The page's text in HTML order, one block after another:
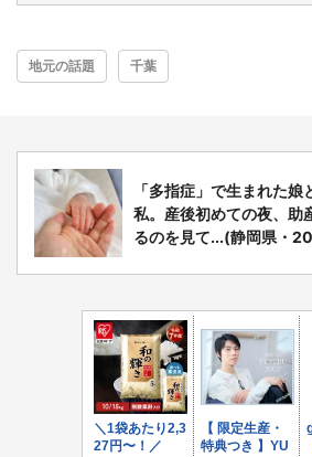
地元の話題 千葉
「多指症」で生まれた
私。産後初めての夜、助
るのを見て...(静岡県・